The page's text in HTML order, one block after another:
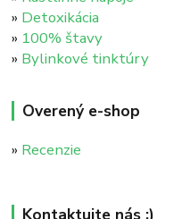
» Detoxikácia
» 100% štavy
» Bylinkové tinktúry
Overený e-shop
» Recenzie